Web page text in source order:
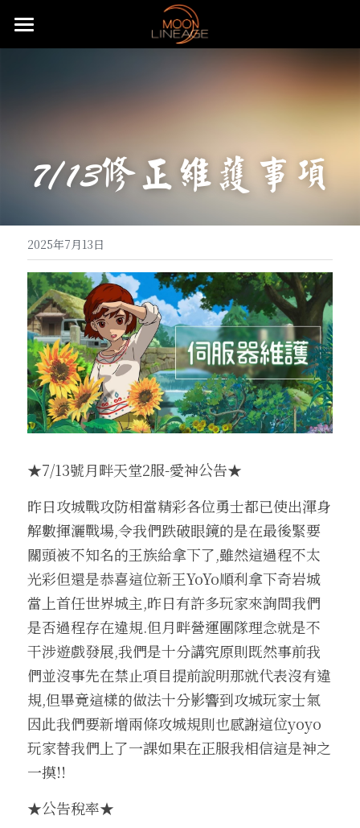
主頁
騎士介紹
王族介紹
法師介紹
黑暗妖精介紹
月畔地圖介紹
洞穴地圖介紹
限時特殊地圖
血盟升級系統
血盟通關-屠龍副本
特殊狀態月畔氣息
特殊狀態城主天上金
換匯喵喵系統
法師召喚介紹
寵物介紹
寵物裝備介紹
強化系統介紹
防具附魔介紹
武器品質系統介紹
武防飾品祝福化能力介紹
武防過安定能力加成介紹
傲慢的加護石介紹
武器屬性強化卷軸介紹
推廣大使勛章介紹
特權勛章介紹
變身卡收集
變身卡合成
變身卡收藏加成
魔法娃娃收集
魔法娃娃合成
魔法娃娃收藏加成
紋樣系統介紹
伊娃紋樣
沙哈紋樣
帕格里奧紋樣
馬普勒紋樣
格蘭肯紋樣
收藏獎勵介紹
地圖狩獵證明收藏
武器防具收藏介紹
四龍祭司娃娃系統
四龍祭司娃娃介紹
四龍祭司娃娃洗鍊介紹
料理以及特殊道具介紹
材料與道具
料理介紹
好運潘朵拉禮盒介紹
武器介紹
頭盔
手套
長靴
內衣
盔甲
盾牌
斗篷
古代臂甲
飾品介紹
麥斯特耳環
項鍊
戒指
腰帶
大地女神的祝福
一般耳環
功能戒指(第四戒)
怪物符文介紹
怪物符文
等級獎勵-職業符文介紹
騎士符文
王子符文
妖精符文
法師符文
黑暗妖精符文
自動狩獵介紹
活動公告
無限大戰介紹
攻城戰
快速上手
遊戲理念與透明化的原則
遊戲基礎教學
特殊節慶型活動
開服衝等拿好禮活動
飄忽不定的旅人
2025中秋節活動盛典
2025聖誕喜樂活動盛典
預先登記好禮多重送
全服日常公告事項
推文回報說明
直播回報說明
月畔遊戲規章
外掛查緝細節
違反規章懲罰名單
轉職服務
等值交換服務
贊助說明
免責聲明
搜索
繁體中文
繁體中文
24H自動贊助
7/13修正維護事項
2025年7月13日
★7/13號月畔天堂2服-愛神公告★
昨日攻城戰攻防相當精彩各位勇士都已使出渾身
解數揮灑戰場,令我們跌破眼鏡的是在最後緊要
關頭被不知名的王族給拿下了,雖然這過程不太
光彩但還是恭喜這位新王YoYo順利拿下奇岩城
當上首任世界城主,昨日有許多玩家來詢問我們
是否過程存在違規.但月畔營運團隊理念就是不
干涉遊戲發展,我們是十分講究原則既然事前我
們並沒事先在禁止項目提前說明那就代表沒有違
規,但畢竟這樣的做法十分影響到攻城玩家士氣
因此我們要新增兩條攻城規則也感謝這位yoyo
玩家替我們上了一課如果在正服我相信這是神之
一摸!!
★公告稅率★